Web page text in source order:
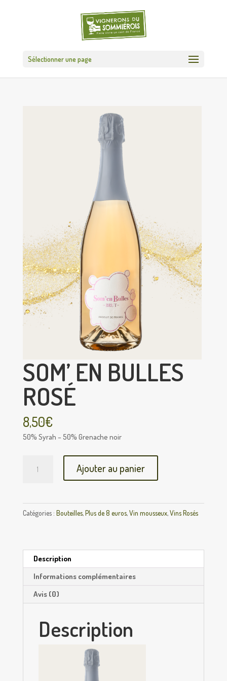
Sélectionner une page
SOM’ EN BULLES
ROSÉ
8,50€
50% Syrah – 50% Grenache noir
BULLES
Ajouter au panier
Catégories : Bouteilles,Plus de 8 euros,Vin mousseux,Vins Rosés
Description
Informations complémentaires
Avis (0)
Description